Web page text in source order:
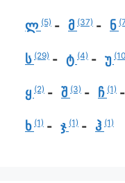
ლ (5) მ (37) ნ
ს (29) ტ (4) უ
ყ (2) შ (3) ჩ (1)
ხ (1) ჯ (1) ჰ (1)